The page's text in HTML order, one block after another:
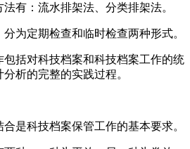
：流水排架法、分类排架法。
定期检查和临时检查两种形式。
括对科技档案和科技档案工作的统
析的完整的实践过程。
科技档案保管工作的基本要求。